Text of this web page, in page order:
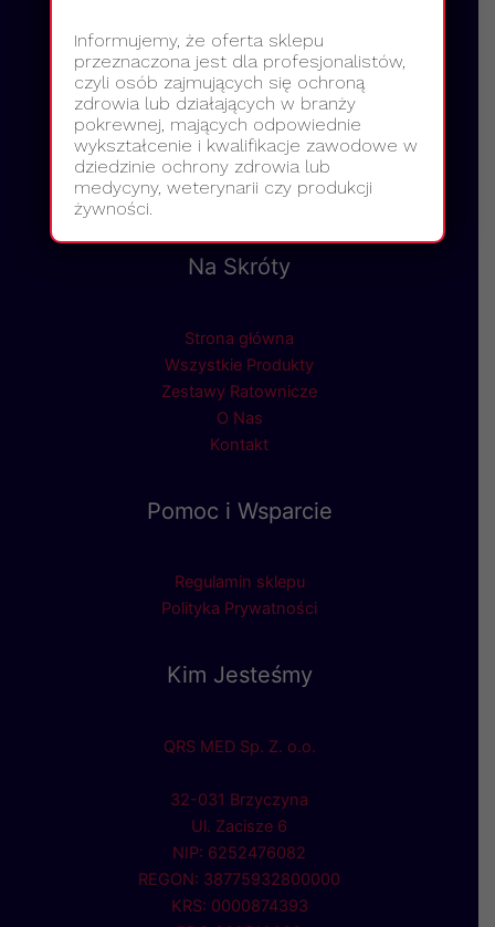
Na Skróty
Strona główna
Wszystkie Produkty
Zestawy Ratownicze
O Nas
Kontakt
Pomoc i Wsparcie
Regulamin sklepu
Polityka Prywatności
Kim Jesteśmy
QRS MED Sp. Z. o.o.
32-031 Brzyczyna
Ul. Zacisze 6
NIP: 6252476082
REGON: 38775932800000
KRS: 0000874393
Informujemy, że oferta sklepu
przeznaczona jest dla profesjonalistów,
czyli osób zajmujących się ochroną
zdrowia lub działających w branży
pokrewnej, mających odpowiednie
wykształcenie i kwalifikacje zawodowe w
dziedzinie ochrony zdrowia lub
medycyny, weterynarii czy produkcji
żywności.